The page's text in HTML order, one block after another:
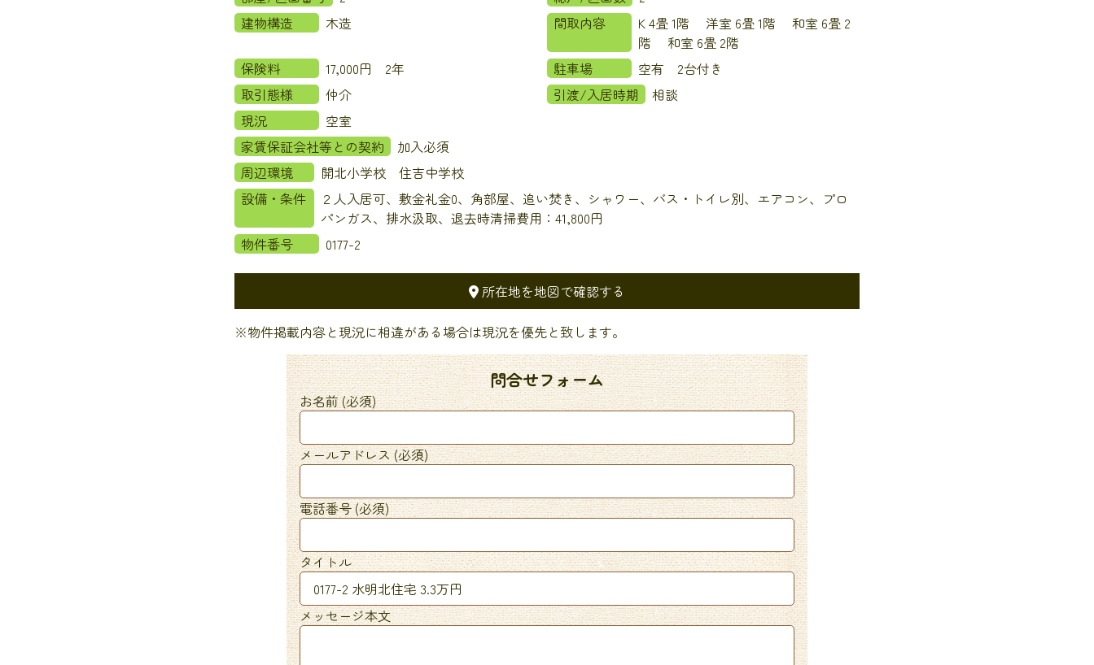
建物構造
木造 間取内容
K 4畳 1階 洋室 6畳 1階 和室 6畳 2
階 和室 6畳 2階
保険料
17,000円 2年 駐車場
空有 2台付き
取引態様
仲介 引渡/入居時期
相談
現況
空室
家賃保証会社等との契約
加入必須
周辺環境
開北小学校 住吉中学校
設備・条件
２人入居可、敷金礼金0、角部屋、追い焚き、シャワー、バス・トイレ別、エアコン、プロ
パンガス、排水汲取、退去時清掃費用：41,800円
物件番号
0177-2
所在地を地図で確認する
※物件掲載内容と現況に相違がある場合は現況を優先と致します。
問合せフォーム
お名前 (必須)
メールアドレス (必須)
電話番号 (必須)
タイトル
メッセージ本文